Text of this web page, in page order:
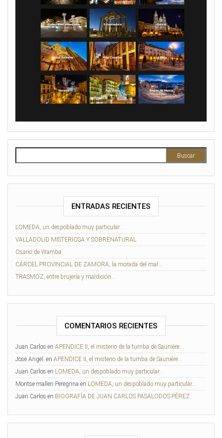
ENTRADAS RECIENTES
LOMEDA, un despoblado muy particular…
VALLADOLID MISTERIOSA Y SOBRENATURAL
Osario de Wamba
CÁRCEL PROVINCIAL DE ZAMORA, la morada del mal…
TRASMOZ, entre brujería y maldición…
COMENTARIOS RECIENTES
Juan Carlos en APENDICE II, el misterio de la tumba de Saunière…
Jose Angel. en APENDICE II, el misterio de la tumba de Saunière…
Juan Carlos en LOMEDA, un despoblado muy particular…
Montse mallen Peregrina en LOMEDA, un despoblado muy particular…
Juan Carlos en BIOGRAFÍA DE JUAN CARLOS PASALODOS PÉREZ